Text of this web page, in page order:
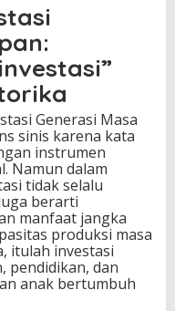
Generasi Masa
sinis karena kata
instrumen
Namun dalam
tidak selalu
berarti
manfaat jangka
produksi masa
itulah investasi
pendidikan, dan
anak bertumbuh